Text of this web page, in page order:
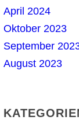
April 2024
Oktober 2023
September
August 2023